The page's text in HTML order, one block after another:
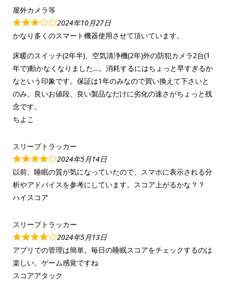
屋外カメラ等
2024年10月27日
かなり多くのスマート機器使用させて頂いています。
床暖のスイッチ(2年半)、空気清浄機(2年)外の防犯カメラ2台(1
年で)動かなくなりました…。消耗するにはちょっと早すぎるか
なという印象です。保証は1年のみなので買い換えて下さいと
のみ。良いお値段、良い製品なだけに劣化の速さがちょっと残
念です。
ちよこ
スリープトラッカー
2024年5月14日
以前、睡眠の質が気になっていたので、スマホに表示される分
析やアドバイスを参考にしています。スコア上がるかな？？
ハイスコア
スリープトラッカー
2024年5月13日
アプリでの管理は簡単。毎日の睡眠スコアをチェックするのは
楽しい。ゲーム感覚ですね
スコアアタック